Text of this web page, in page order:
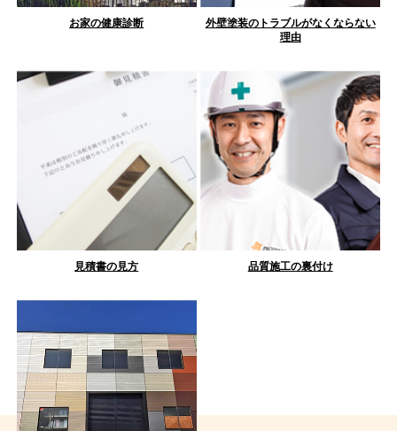
お家の健康診断
外壁塗装のトラブルがなくならない
理由
見積書の見方 品質施工の裏付け